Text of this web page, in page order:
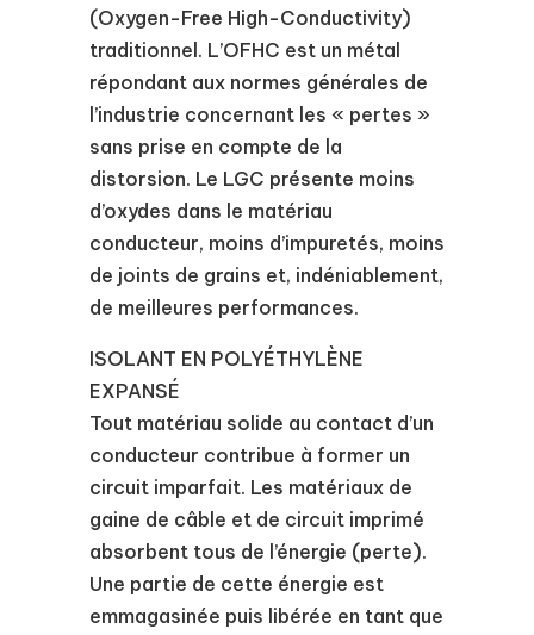
(Oxygen-Free High-Conductivity)
traditionnel. L’OFHC est un métal
répondant aux normes générales de
l’industrie concernant les « pertes »
sans prise en compte de la
distorsion. Le LGC présente moins
d’oxydes dans le matériau
conducteur, moins d’impuretés, moins
de joints de grains et, indéniablement,
de meilleures performances.
ISOLANT EN POLYÉTHYLÈNE
EXPANSÉ
Tout matériau solide au contact d’un
conducteur contribue à former un
circuit imparfait. Les matériaux de
gaine de câble et de circuit imprimé
absorbent tous de l’énergie (perte).
Une partie de cette énergie est
emmagasinée puis libérée en tant que